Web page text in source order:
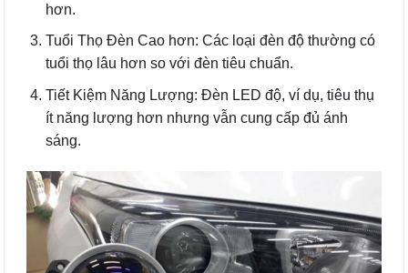
hơn.
Tuổi Thọ Đèn Cao hơn: Các loại đèn độ thường có
tuổi thọ lâu hơn so với đèn tiêu chuẩn.
Tiết Kiệm Năng Lượng: Đèn LED độ, ví dụ, tiêu thụ
ít năng lượng hơn nhưng vẫn cung cấp đủ ánh
sáng.